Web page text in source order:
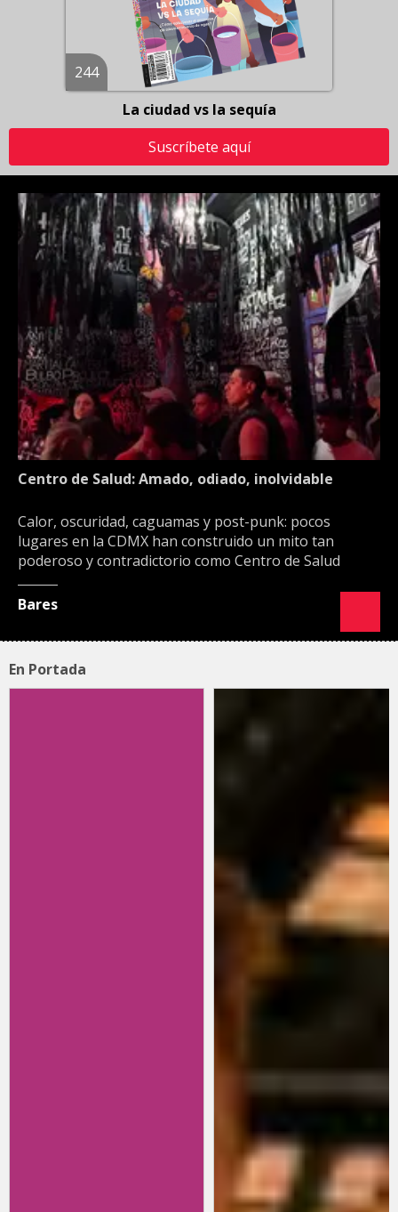
244
La ciudad vs la sequía
Suscríbete aquí
Centro de Salud: Amado, odiado, inolvidable
Calor, oscuridad, caguamas y post-punk: pocos
lugares en la CDMX han construido un mito tan
poderoso y contradictorio como Centro de Salud
Bares
En Portada